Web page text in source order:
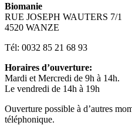
Biomanie
RUE JOSEPH WAUTERS 7/1
4520 WANZE
Tél: 0032 85 21 68 93
Horaires d’ouverture:
Mardi et Mercredi de 9h à 14h.
Le vendredi de 14h à 19h
Ouverture possible à d’autres
téléphonique.